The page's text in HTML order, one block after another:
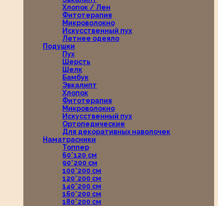
Хлопок / Лен
Фитотерапия
Микроволокно
Искусственный пух
Летнее одеяло
Подушки
Пух
Шерсть
Шелк
Бамбук
Эвкалипт
Хлопок
Фитотерапия
Микроволокно
Искусственный пух
Ортопедические
Для декоративных наволочек
Наматрасники
Топпер
60*120 см
90*200 см
100*200 см
120*200 см
140*200 см
160*200 см
180*200 см